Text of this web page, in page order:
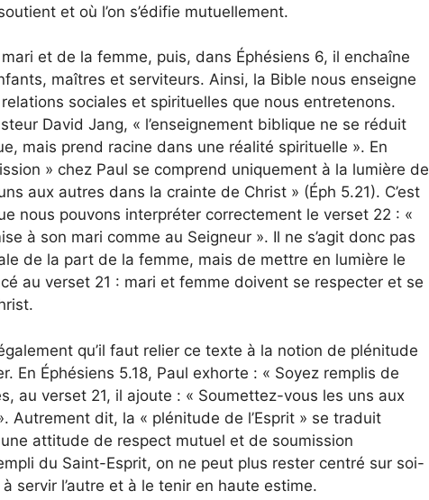
et où l’on s’édifie mutuellement.
et de la femme, puis, dans Éphésiens 6, il enchaîne
maîtres et serviteurs. Ainsi, la Bible nous enseigne
sociales et spirituelles que nous entretenons.
David Jang, « l’enseignement biblique ne se réduit
mais prend racine dans une réalité spirituelle ». En
» chez Paul se comprend uniquement à la lumière de
aux autres dans la crainte de Christ » (Éph 5.21). C’est
nous pouvons interpréter correctement le verset 22 : «
à son mari comme au Seigneur ». Il ne s’agit donc pas
de la part de la femme, mais de mettre en lumière le
au verset 21 : mari et femme doivent se respecter et se
qu’il faut relier ce texte à la notion de plénitude
En Éphésiens 5.18, Paul exhorte : « Soyez remplis de
au verset 21, il ajoute : « Soumettez-vous les uns aux
Autrement dit, la « plénitude de l’Esprit » se traduit
attitude de respect mutuel et de soumission
du Saint-Esprit, on ne peut plus rester centré sur soi-
servir l’autre et à le tenir en haute estime.